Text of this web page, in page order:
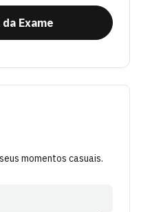
Exame
momentos casuais.